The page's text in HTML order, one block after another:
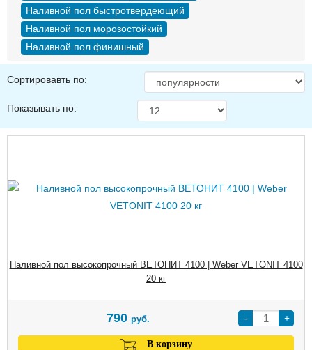
Наливной пол быстротвердеющий
Наливной пол морозостойкий
Наливной пол финишный
Сортировавть по:
Показывать по:
Наливной пол высокопрочный ВЕТОНИТ 4100 | Weber VETONIT 4100
20 кг
- +
790 руб.
В корзину